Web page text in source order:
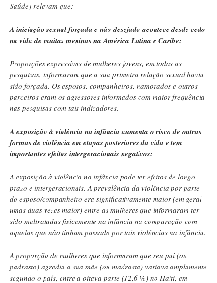
Saúde] relevam que:
A iniciação sexual forçada e não desejada acontece desde cedo
na vida de muitas meninas na América Latina e Caribe:
Proporções expressivas de mulheres jovens, em todas as
pesquisas, informaram que a sua primeira relação sexual havia
sido forçada. Os esposos, companheiros, namorados e outros
parceiros eram os agressores informados com maior frequência
nas pesquisas com tais indicadores.
A exposição à violência na infância aumenta o risco de outras
formas de violência em etapas posteriores da vida e tem
importantes efeitos intergeracionais negativos:
A exposição à violência na infância pode ter efeitos de longo
prazo e intergeracionais. A prevalência da violência por parte
do esposo/companheiro era significativamente maior (em geral
umas duas vezes maior) entre as mulheres que informaram ter
sido maltratadas fisicamente na infância na comparação com
aquelas que não tinham passado por tais violências na infância.
A proporção de mulheres que informaram que seu pai (ou
padrasto) agredia a sua mãe (ou madrasta) variava amplamente
segundo o país, entre a oitava parte (12,6 %) no Haiti, em